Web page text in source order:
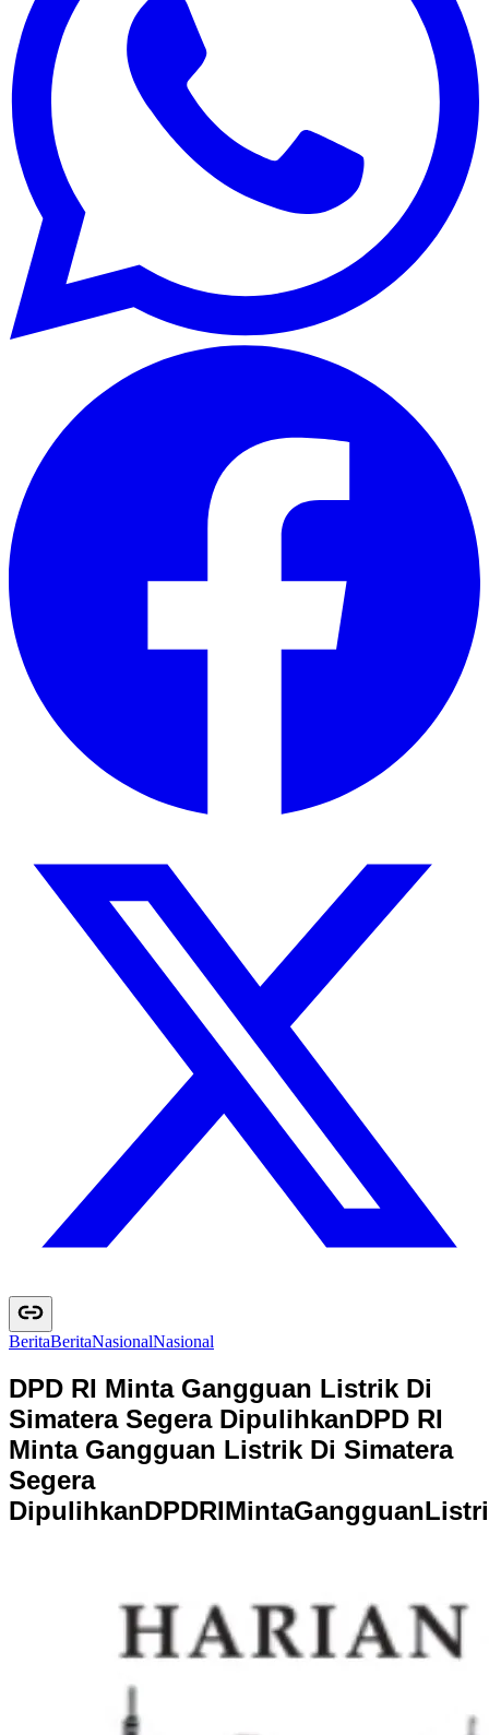
BeritaBeritaNasionalNasional
DPD RI Minta Gangguan Listrik Di
Simatera Segera DipulihkanDPD RI
Minta Gangguan Listrik Di Simatera
Segera
DipulihkanDPDRIMintaGangguanListri